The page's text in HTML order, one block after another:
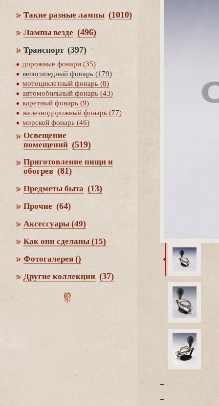
Такие разные лампы (1010)
Лампы везде (496)
Транспорт (397)
дорожные фонари (35)
елосипедный фонарь (179)
мотоциклетный фонарь (8)
автомобильный фонарь (43)
каретный фонарь (9)
железнодорожный фонарь (77)
морской фонарь (46)
Освещение
помещений (519)
Приготовление пищи и
обогре (81)
Предметы быта (13)
Прочие (64)
Аксессуары (49)
Как они сделаны (15)
Фотогалерея ()
Другие коллекции (37)
-
-